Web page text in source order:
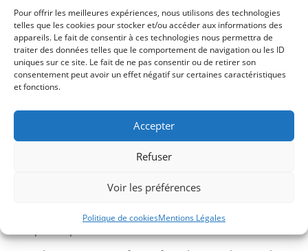
Pour offrir les meilleures expériences, nous utilisons des technologies
telles que les cookies pour stocker et/ou accéder aux informations des
appareils. Le fait de consentir à ces technologies nous permettra de
traiter des données telles que le comportement de navigation ou les ID
uniques sur ce site. Le fait de ne pas consentir ou de retirer son
consentement peut avoir un effet négatif sur certaines caractéristiques
et fonctions.
Accepter
Refuser
Voir les préférences
Politique de cookiesMentions Légales
Le relais privé d'Apple peut laisser fuiter votre adresse
IP 6 août 2026
Les comptes Microsoft 365 sont attaqués via le Wi-Fi
des hôtels
Alerte sur un faux cheat Roblox pour espionner les
Arch Linux met en pause le dépôt AUR pour cause de
Apple croule sous les failles avec l'IA 4 août 2026
Linux à 10% de part de marché sur desktop ? Un peu